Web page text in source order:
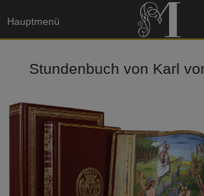
Hauptmenü
Stundenbuch von Karl